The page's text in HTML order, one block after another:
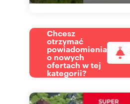
Chcesz
otrzymać
powiadomienia
o nowych
ofertach w tej
kategorii?